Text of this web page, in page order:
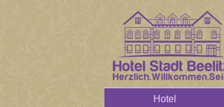
Hotel